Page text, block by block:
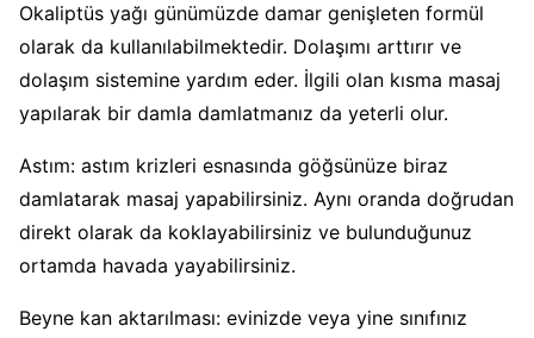
Okaliptüs yağı günümüzde damar genişleten formül
olarak da kullanılabilmektedir. Dolaşımı arttırır ve
dolaşım sistemine yardım eder. İlgili olan kısma masaj
yapılarak bir damla damlatmanız da yeterli olur.
Astım: astım krizleri esnasında göğsünüze biraz
damlatarak masaj yapabilirsiniz. Aynı oranda doğrudan
direkt olarak da koklayabilirsiniz ve bulunduğunuz
ortamda havada yayabilirsiniz.
Beyne kan aktarılması: evinizde veya yine sınıfınız